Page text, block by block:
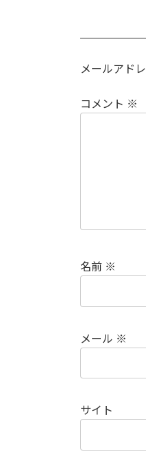
メールアド
コメント ※
名前 ※
メール ※
サイト